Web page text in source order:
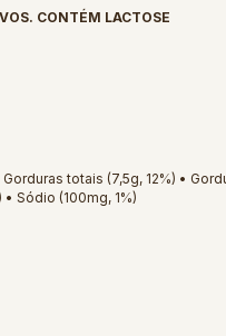
CONTÉM LACTOSE
totais (7,5g, 12%) •
Sódio (100mg, 1%)